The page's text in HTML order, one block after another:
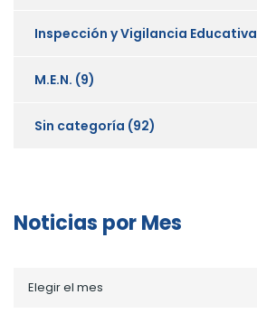
Inspección y Vigilancia Educativa
M.E.N. (9)
Sin categoría (92)
Noticias por Mes
porElegir el mes